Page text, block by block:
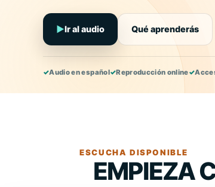
▶Ir al audio Qué aprenderás
✓Audio en español✓Reproducción online✓
ESCUCHA DISPONIBLE
EMPIEZA